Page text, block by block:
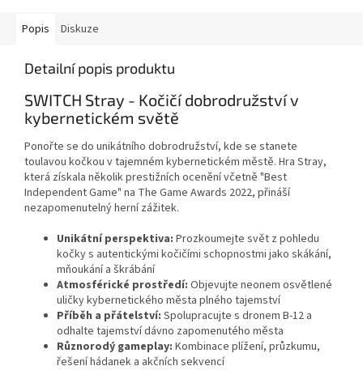
Popis Diskuze
Detailní popis produktu
SWITCH Stray - Kočičí dobrodružství v
kybernetickém světě
Ponořte se do unikátního dobrodružství, kde se stanete
toulavou kočkou v tajemném kybernetickém městě. Hra Stray,
která získala několik prestižních ocenění včetně "Best
Independent Game" na The Game Awards 2022, přináší
nezapomenutelný herní zážitek.
Unikátní perspektiva: Prozkoumejte svět z pohledu
kočky s autentickými kočičími schopnostmi jako skákání,
mňoukání a škrábání
Atmosférické prostředí: Objevujte neonem osvětlené
uličky kybernetického města plného tajemství
Příběh a přátelství: Spolupracujte s dronem B-12 a
odhalte tajemství dávno zapomenutého města
Různorodý gameplay: Kombinace plížení, průzkumu,
řešení hádanek a akčních sekvencí